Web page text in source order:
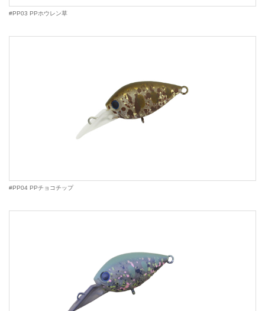
#PP03 PPホウレン草
#PP04 PPチョコチップ